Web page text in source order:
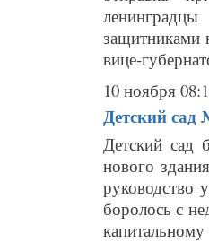
вице-
10 ноября
Детский сад
Детский сад
нового
руководство
боролось с